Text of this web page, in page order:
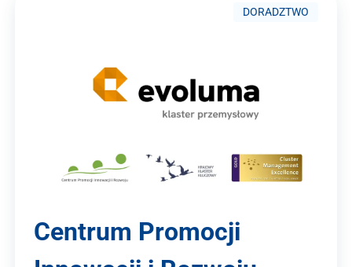
DORADZTWO
Centrum Promocji